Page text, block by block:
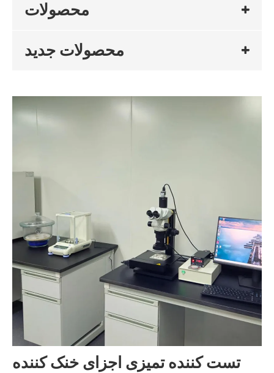
محصولات
محصولات جدید
تست کننده تمیزی اجزای خنک کننده